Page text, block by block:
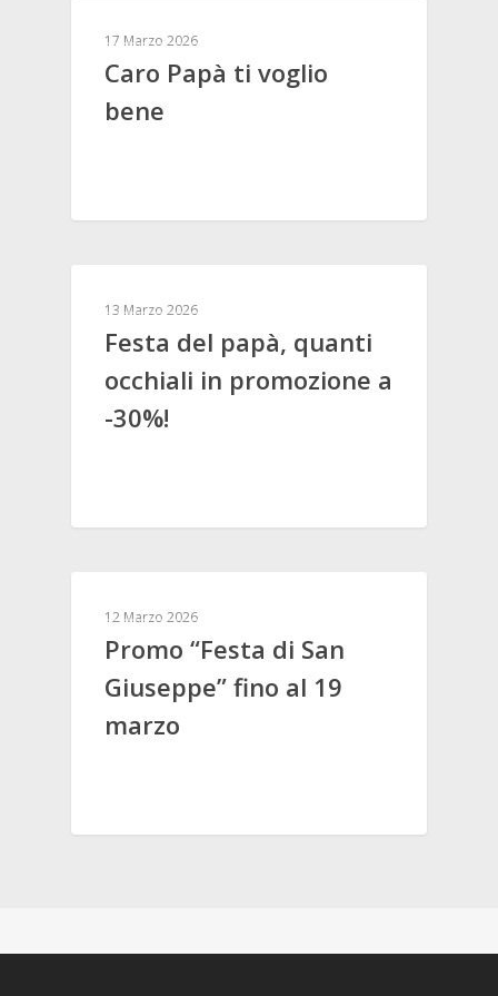
17 Marzo 2026
Caro Papà ti voglio
bene
13 Marzo 2026
Festa del papà, quanti
occhiali in promozione a
-30%!
12 Marzo 2026
Promo “Festa di San
Giuseppe” fino al 19
marzo